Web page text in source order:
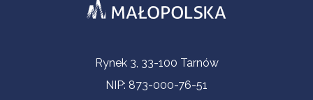
Informacje kontaktoweRynek 3, 33-100 Tarnów
NIP: 873-000-76-51